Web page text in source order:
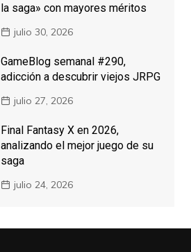
la saga» con mayores méritos
julio 30, 2026
GameBlog semanal #290,
adicción a descubrir viejos JRPG
julio 27, 2026
Final Fantasy X en 2026,
analizando el mejor juego de su
saga
julio 24, 2026